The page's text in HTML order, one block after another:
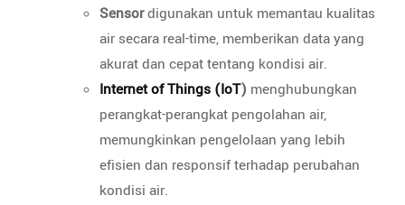
Sensordigunakan untuk memantau kualitas
air secara real-time, memberikan data yang
akurat dan cepat tentang kondisi air.
Internet of Things (IoT) menghubungkan
perangkat-perangkat pengolahan air,
memungkinkan pengelolaan yang lebih
efisien dan responsif terhadap perubahan
kondisi air.